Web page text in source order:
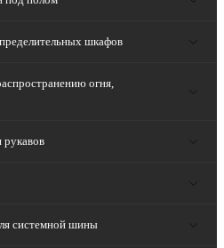
шкафов
огня,
рукавов
системной шины